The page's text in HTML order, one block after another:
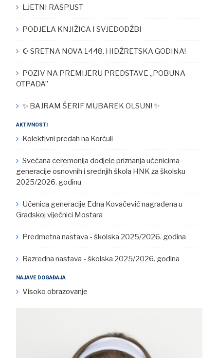
LJETNI RASPUST
PODJELA KNJIŽICA I SVJEDODŽBI
☪︎ SRETNA NOVA 1448. HIDŽRETSKA GODINA!
POZIV NA PREMIJERU PREDSTAVE „POBUNA
OTPADA”
✨ BAJRAM ŠERIF MUBAREK OLSUN! ✨
AKTIVNOSTI
Kolektivni predah na Korčuli
Svečana ceremonija dodjele priznanja učenicima
generacije osnovnih i srednjih škola HNK za školsku
2025/2026. godinu
Učenica generacije Edna Kovačević nagrađena u
Gradskoj vijećnici Mostara
Predmetna nastava - školska 2025/2026. godina
Razredna nastava - školska 2025/2026. godina
NAJAVE DOGAĐAJA
Visoko obrazovanje